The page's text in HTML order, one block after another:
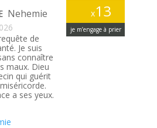
x13
je m’engage à prier
Nehemie
de
Je suis
connaître
maux. Dieu
qui guérit
a ses yeux.